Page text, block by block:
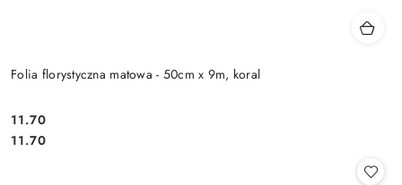
Folia florystyczna matowa - 50cm x 9m, koral
Cena:
11.70
Cena:
11.70